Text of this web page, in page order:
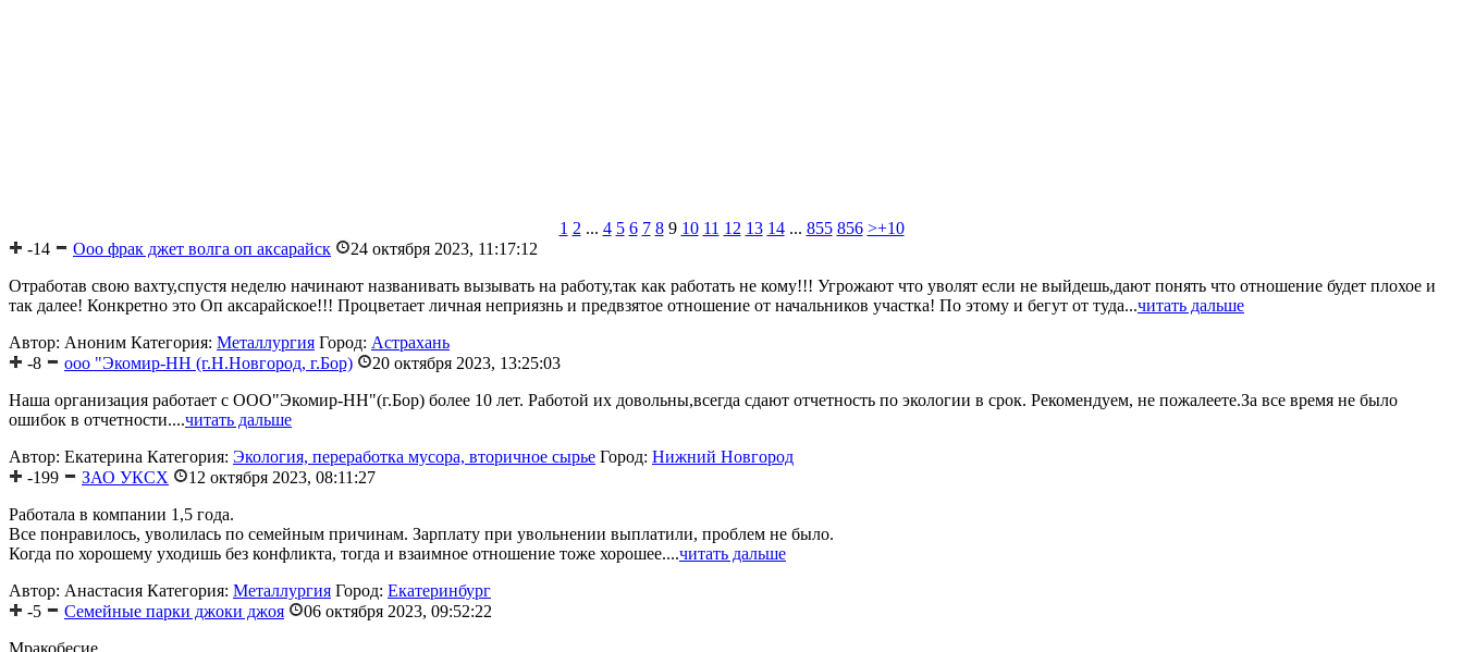
1 2 ... 4 5 6 7 8 9 10 11 12 13 14 ... 855 856 >+10
-14
Ооо фрак джет волга оп аксарайск
24 октября 2023, 11:17:12
Отработав свою вахту,спустя неделю начинают названивать вызывать на работу,так как работать не кому!!! Угрожают что уволят если не выйдешь,дают понять что отношение будет плохое и
так далее! Конкретно это Оп аксарайское!!! Процветает личная неприязнь и предвзятое отношение от начальников участка! По этому и бегут от туда...читать дальше
Автор: Аноним Категория: Металлургия Город: Астрахань
-8
ооо "Экомир-НН (г.Н.Новгород, г.Бор)
20 октября 2023, 13:25:03
Наша организация работает с ООО"Экомир-НН"(г.Бор) более 10 лет. Работой их довольны,всегда сдают отчетность по экологии в срок. Рекомендуем, не пожалеете.За все время не было
ошибок в отчетности....читать дальше
Автор: Екатерина Категория: Экология, переработка мусора, вторичное сырье Город: Нижний Новгород
-199
ЗАО УКСХ
12 октября 2023, 08:11:27
Работала в компании 1,5 года.
Все понравилось, уволилась по семейным причинам. Зарплату при увольнении выплатили, проблем не было.
Когда по хорошему уходишь без конфликта, тогда и взаимное отношение тоже хорошее....читать дальше
Автор: Анастасия Категория: Металлургия Город: Екатеринбург
-5
Семейные парки джоки джоя
06 октября 2023, 09:52:22